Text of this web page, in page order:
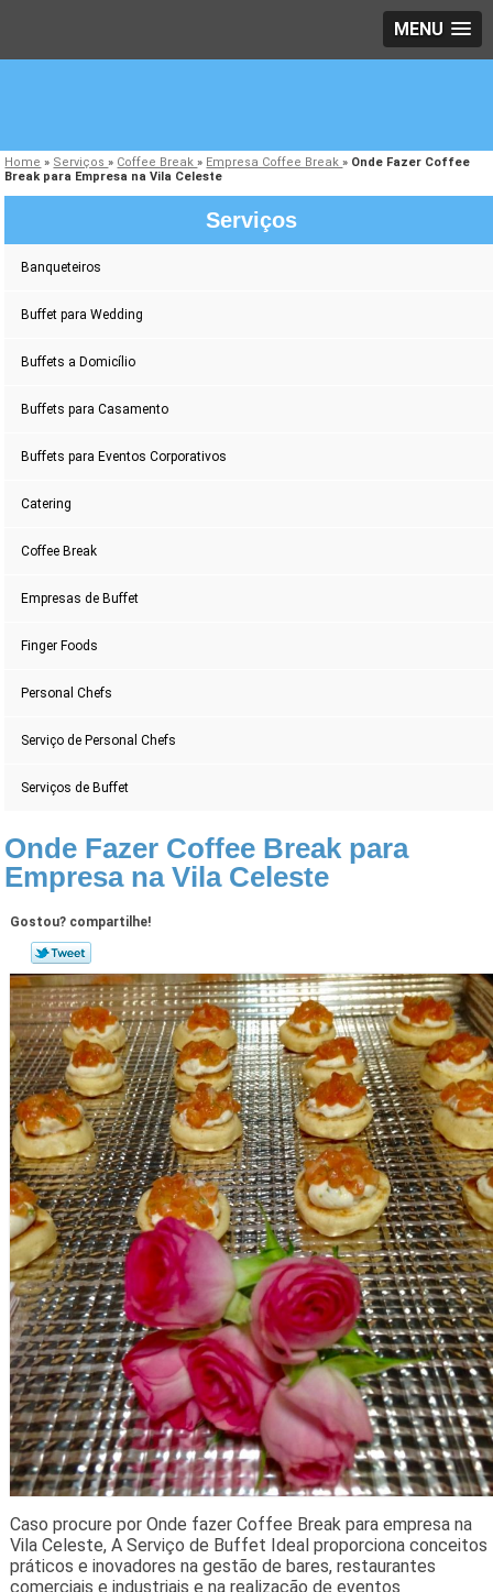
MENU
Home » Serviços» Coffee Break» Empresa Coffee Break» Onde Fazer Coffee
Break para Empresa na Vila Celeste
Serviços
Banqueteiros
Buffet para Wedding
Buffets a Domicílio
Buffets para Casamento
Buffets para Eventos Corporativos
Catering
Coffee Break
Empresas de Buffet
Finger Foods
Personal Chefs
Serviço de Personal Chefs
Serviços de Buffet
Onde Fazer Coffee Break para
Empresa na Vila Celeste
Gostou? compartilhe!
Caso procure por Onde fazer Coffee Break para empresa na
Vila Celeste, A Serviço de Buffet Ideal proporciona conceitos
práticos e inovadores na gestão de bares, restaurantes
comerciais e industriais e na realização de eventos